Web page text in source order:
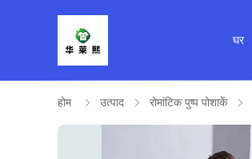
घर
होम उत्पाद रोमांटिक पुष्प पोशाकें